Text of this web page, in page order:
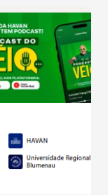
do 13º
já que o
anos recentes.
2025, 40% dos
e outros 40%
de
pouco abaixo
não existiam em
também